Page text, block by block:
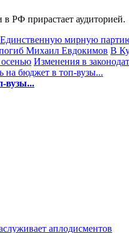
РФ прирастает аудиторией.
Единственную мирную
погиб Михаил Евдокимов В
Изменения в
на бюджет в топ-вузы...
вузы...
аплодисментов